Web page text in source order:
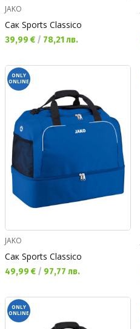
JAKO
Сак Sports Classico
Текуща цена:
39,99 € / 78,21 лв.
ONLY
ONLINE
JAKO
Сак Sports Classico
Текуща цена:
49,99 € / 97,77 лв.
ONLY
ONLINE